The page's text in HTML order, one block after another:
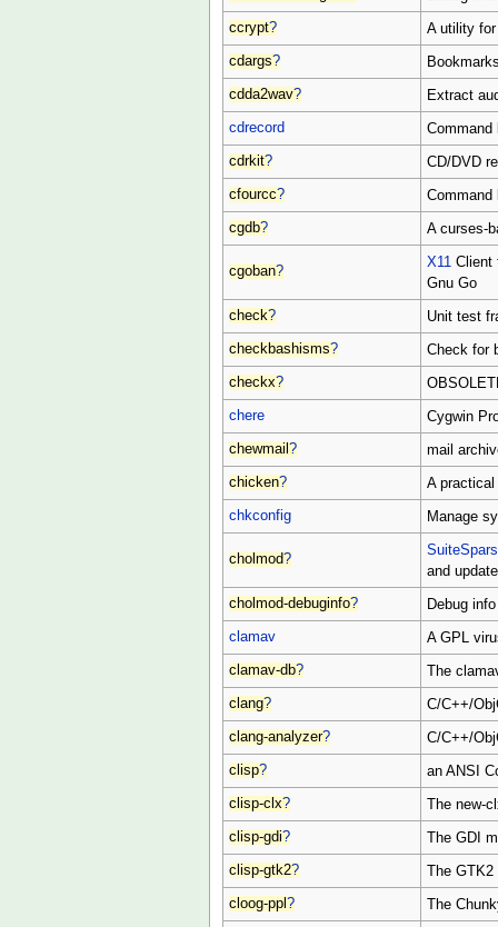
ccrypt? A utility
cdargs?
cdda2wav? Extract
cdrecord Command
cdrkit? CD/DVD
cfourcc? Command
cgdb? A curses-
cgoban?
X11
Gnu Go
check? Unit test
checkbashisms? Check for
checkx?
chere Cygwin
chewmail? mail
chicken? A
chkconfig Manage
cholmod?
and
cholmod-debuginfo? Debug
clamav A GPL
clamav-db? The
clang? C/C++/
clang-analyzer? C/C++/
clisp? an ANSI
clisp-clx? The new-
clisp-gdi? The GDI
clisp-gtk2? The
cloog-ppl? The